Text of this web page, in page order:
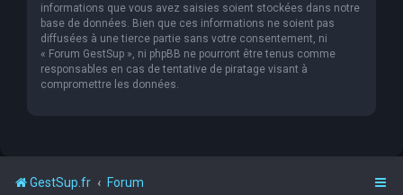
informations que vous avez saisies soient stockées dans notre
base de données. Bien que ces informations ne soient pas
diffusées à une tierce partie sans votre consentement, ni
« Forum GestSup », ni phpBB ne pourront être tenus comme
responsables en cas de tentative de piratage visant à
compromettre les données.
GestSup.fr Forum